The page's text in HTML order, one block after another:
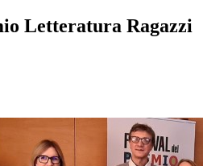
Letteratura Ragazzi